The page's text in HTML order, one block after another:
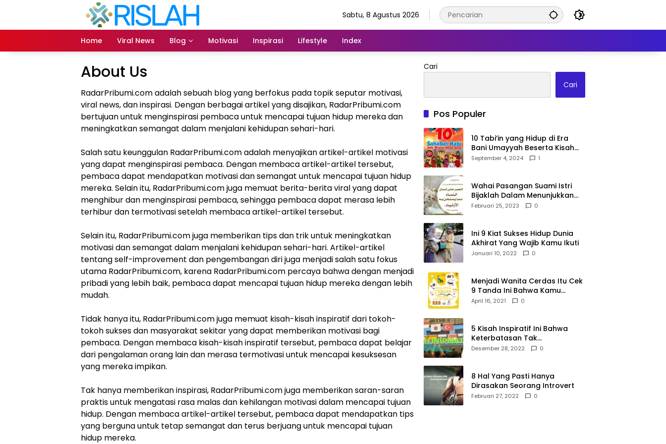
Sabtu, 8 Agustus 2026
Home Viral News Blog Motivasi Inspirasi Lifestyle Index
About Us
RadarPribumi.com adalah sebuah blog yang berfokus pada topik seputar motivasi,
viral news, dan inspirasi. Dengan berbagai artikel yang disajikan, RadarPribumi.com
bertujuan untuk menginspirasi pembaca untuk mencapai tujuan hidup mereka dan
meningkatkan semangat dalam menjalani kehidupan sehari-hari.
Salah satu keunggulan RadarPribumi.com adalah menyajikan artikel-artikel motivasi
yang dapat menginspirasi pembaca. Dengan membaca artikel-artikel tersebut,
pembaca dapat mendapatkan motivasi dan semangat untuk mencapai tujuan hidup
mereka. Selain itu, RadarPribumi.com juga memuat berita-berita viral yang dapat
menghibur dan menginspirasi pembaca, sehingga pembaca dapat merasa lebih
terhibur dan termotivasi setelah membaca artikel-artikel tersebut.
Selain itu, RadarPribumi.com juga memberikan tips dan trik untuk meningkatkan
motivasi dan semangat dalam menjalani kehidupan sehari-hari. Artikel-artikel
tentang self-improvement dan pengembangan diri juga menjadi salah satu fokus
utama RadarPribumi.com, karena RadarPribumi.com percaya bahwa dengan menjadi
pribadi yang lebih baik, pembaca dapat mencapai tujuan hidup mereka dengan lebih
mudah.
Tidak hanya itu, RadarPribumi.com juga memuat kisah-kisah inspiratif dari tokoh-
tokoh sukses dan masyarakat sekitar yang dapat memberikan motivasi bagi
pembaca. Dengan membaca kisah-kisah inspiratif tersebut, pembaca dapat belajar
dari pengalaman orang lain dan merasa termotivasi untuk mencapai kesuksesan
yang mereka impikan.
Tak hanya memberikan inspirasi, RadarPribumi.com juga memberikan saran-saran
praktis untuk mengatasi rasa malas dan kehilangan motivasi dalam mencapai tujuan
hidup. Dengan membaca artikel-artikel tersebut, pembaca dapat mendapatkan tips
yang berguna untuk tetap semangat dan terus berjuang untuk mencapai tujuan
hidup mereka.
Cari
Cari
Pos Populer
10 Tabi’in yang Hidup di Era
Bani Umayyah Beserta Kisah
Teladan Mereka!
September 4, 2024 1
Wahai Pasangan Suami Istri
Bijaklah Dalam Menunjukkan
Kebahagiaanmu Di Publik
Februari 25, 2023 0
Ini 9 Kiat Sukses Hidup Dunia
Akhirat Yang Wajib Kamu Ikuti
Januari 10, 2022 0
Menjadi Wanita Cerdas Itu Cek
9 Tanda Ini Bahwa Kamu
Memang Wanita Cerdas
April 16, 2021 0
5 Kisah Inspiratif Ini Bahwa
Keterbatasan Tak
Menghalangi Segalanya
Desember 28, 2022 0
8 Hal Yang Pasti Hanya
Dirasakan Seorang Introvert
Februari 27, 2022 0